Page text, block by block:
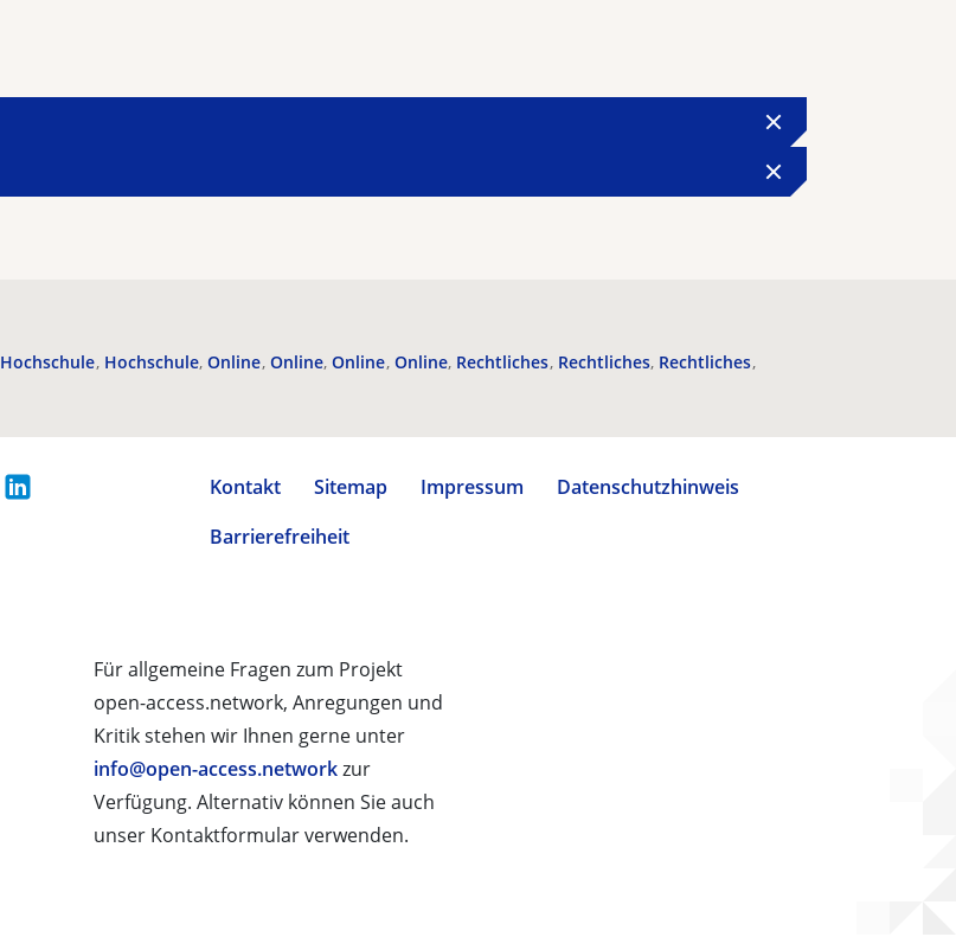
Hochschule Hochschule Online Online Online Online Rechtliches Rechtliches Rechtliches
Kontakt Sitemap Impressum
Datenschutzhinweis
Barrierefreiheit
Für allgemeine Fragen zum Projekt
open-access.network, Anregungen und
Kritik stehen wir Ihnen gerne unter
info@open-access.networkzur
Verfügung. Alternativ können Sie auch
unser Kontaktformular verwenden.